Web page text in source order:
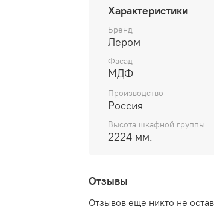
стандартам ISO 9001-
качеством в компании
Продукция
Федерации, страны
предлагается
детских комнат.
дизайн, доступная
Характеристики
Бренд
Лером
Фасад
МДФ
Производство
Россия
Высота шкафной группы
2224 мм.
Отзывы
Отзывов еще никто не